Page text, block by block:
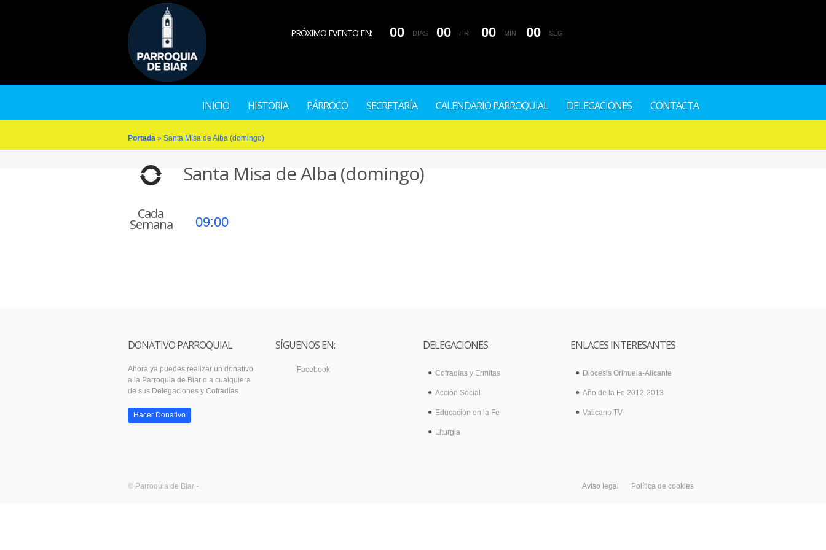
PRÓXIMO EVENTO EN: 00 DIAS 00 HR 00 MIN 00 SEG
INICIO HISTORIA PÁRROCO SECRETARÍA CALENDARIO PARROQUIAL DELEGACIONES CONTACTA
Portada » Santa Misa de Alba (domingo)
Cada
Semana
Santa Misa de Alba (domingo)
09:00
DONATIVO PARROQUIAL
Ahora ya puedes realizar un donativo
a la Parroquia de Biar o a cualquiera
de sus Delegaciones y Cofradías.
Hacer Donativo
SÍGUENOS EN:
Facebook
DELEGACIONES
Cofradías y Ermitas
Acción Social
Educación en la Fe
Liturgia
ENLACES INTERESANTES
Diócesis Orihuela-Alicante
Año de la Fe 2012-2013
Vaticano TV
© Parroquia de Biar - Aviso legal Política de cookies